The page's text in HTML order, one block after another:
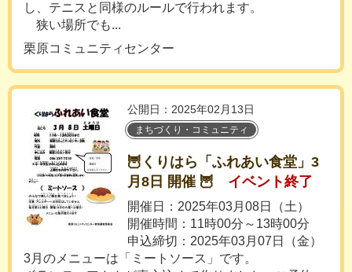
し、テニスと同様のルールで行われます。
狭い場所でも...
栗原コミュニティセンター
公開日：2025年02月13日
まちづくり・コミュニティ
🦉くりはら「ふれあい食堂」3
月8日 開催 🦉
イベント終了
開催日：2025年03月08日（土）
開催時間：11時00分～13時00分
申込締切：2025年03月07日（金）
3月のメニューは「ミートソース」です。